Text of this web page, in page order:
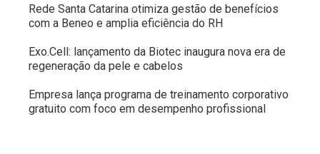
Rede Santa Catarina otimiza gestão de benefícios
com a Beneo e amplia eficiência do RH
Exo.Cell: lançamento da Biotec inaugura nova era de
regeneração da pele e cabelos
Empresa lança programa de treinamento corporativo
gratuito com foco em desempenho profissional